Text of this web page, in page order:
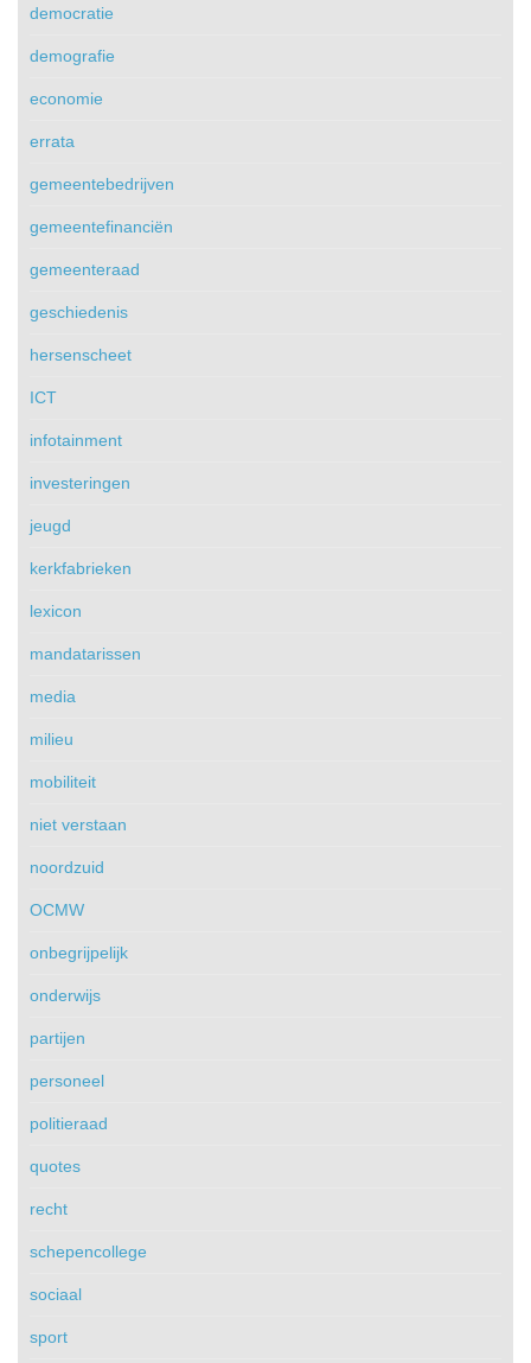
democratie
demografie
economie
errata
gemeentebedrijven
gemeentefinanciën
gemeenteraad
geschiedenis
hersenscheet
ICT
infotainment
investeringen
jeugd
kerkfabrieken
lexicon
mandatarissen
media
milieu
mobiliteit
niet verstaan
noordzuid
OCMW
onbegrijpelijk
onderwijs
partijen
personeel
politieraad
quotes
recht
schepencollege
sociaal
sport